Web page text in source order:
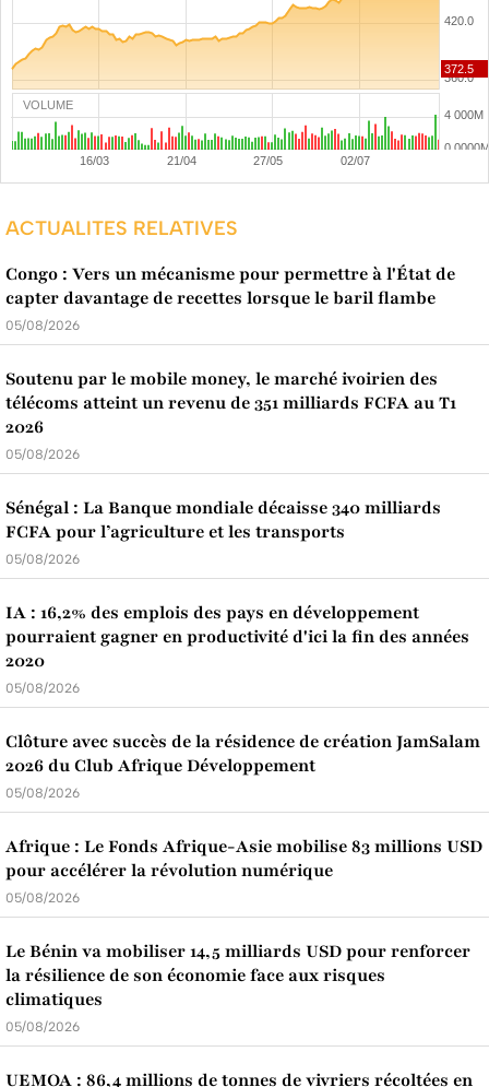
VOLUME
ACTUALITES RELATIVES
Congo : Vers un mécanisme pour permettre à l'État de
capter davantage de recettes lorsque le baril flambe
05/08/2026
Soutenu par le mobile money, le marché ivoirien des
télécoms atteint un revenu de 351 milliards FCFA au T1
2026
05/08/2026
Sénégal : La Banque mondiale décaisse 340 milliards
FCFA pour l’agriculture et les transports
05/08/2026
IA : 16,2% des emplois des pays en développement
pourraient gagner en productivité d'ici la fin des années
2020
05/08/2026
Clôture avec succès de la résidence de création JamSalam
2026 du Club Afrique Développement
05/08/2026
Afrique : Le Fonds Afrique-Asie mobilise 83 millions USD
pour accélérer la révolution numérique
05/08/2026
Le Bénin va mobiliser 14,5 milliards USD pour renforcer
la résilience de son économie face aux risques
climatiques
05/08/2026
UEMOA : 86,4 millions de tonnes de vivriers récoltées en